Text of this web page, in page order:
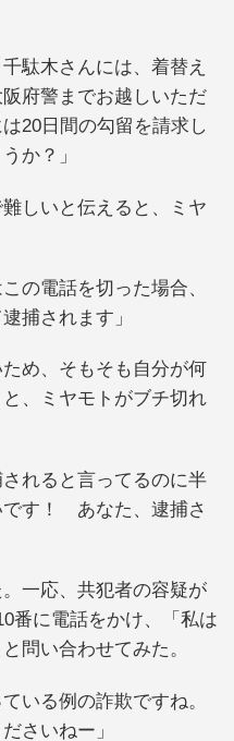
駄木さんには、着替え
府警までお越しいただ
20日間の勾留を請求し
か？」
しいと伝えると、ミヤ
の電話を切った場合、
捕されます」
め、そもそも自分が何
、ミヤモトがブチ切れ
れると言ってるのに半
す！ あなた、逮捕さ
一応、共犯者の容疑が
番に電話をかけ、「私は
問い合わせてみた。
いる例の詐欺ですね。
さいねー」